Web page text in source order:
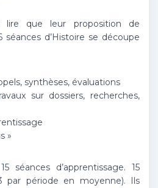
que leur proposition de
d’Histoire se découpe
synthèses, évaluations
sur dossiers, recherches,
»
séances d’apprentissage. 15
par période en moyenne). Ils